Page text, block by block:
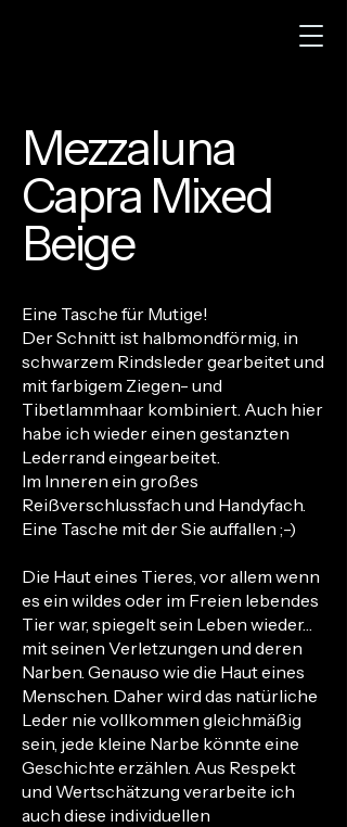
Mezzaluna
Capra Mixed
Beige
Eine Tasche für Mutige!
Der Schnitt ist halbmondförmig, in
schwarzem Rindsleder gearbeitet und
mit farbigem Ziegen- und
Tibetlammhaar kombiniert. Auch hier
habe ich wieder einen gestanzten
Lederrand eingearbeitet.
Im Inneren ein großes
Reißverschlussfach und Handyfach.
Eine Tasche mit der Sie auffallen ;-)
Die Haut eines Tieres, vor allem wenn
es ein wildes oder im Freien lebendes
Tier war, spiegelt sein Leben wieder…
mit seinen Verletzungen und deren
Narben. Genauso wie die Haut eines
Menschen. Daher wird das natürliche
Leder nie vollkommen gleichmäßig
sein, jede kleine Narbe könnte eine
Geschichte erzählen. Aus Respekt
und Wertschätzung verarbeite ich
auch diese individuellen